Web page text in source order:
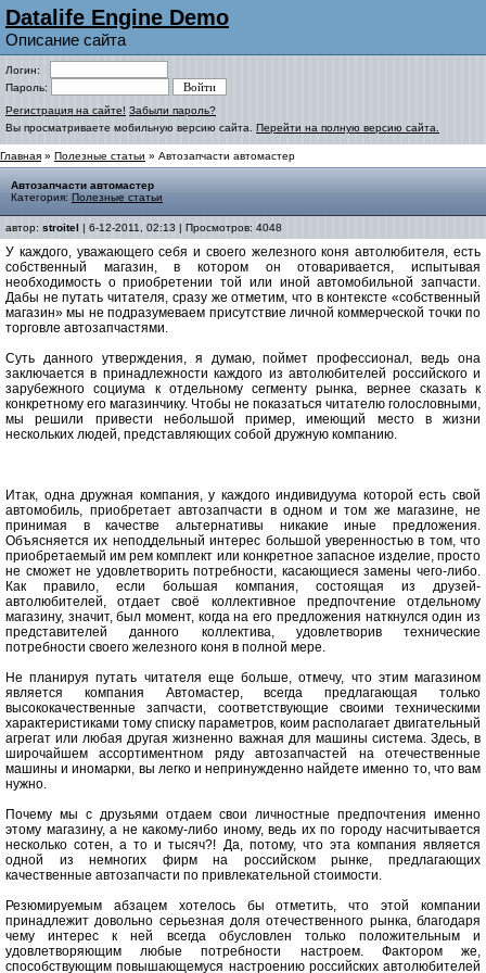
Datalife Engine Demo
Описание сайта
Логин:
Пароль:
Регистрация на сайте! Забыли пароль?
Вы просматриваете мобильную версию сайта. Перейти на полную версию сайта.
Главная » Полезные статьи » Автозапчасти автомастер
Автозапчасти автомастер
Категория: Полезные статьи
автор: stroitel | 6-12-2011, 02:13 | Просмотров: 4048
У каждого, уважающего себя и своего железного коня автолюбителя, есть
собственный магазин, в котором он отоваривается, испытывая
необходимость о приобретении той или иной автомобильной запчасти.
Дабы не путать читателя, сразу же отметим, что в контексте «собственный
магазин» мы не подразумеваем присутствие личной коммерческой точки по
торговле автозапчастями.
Суть данного утверждения, я думаю, поймет профессионал, ведь она
заключается в принадлежности каждого из автолюбителей российского и
зарубежного социума к отдельному сегменту рынка, вернее сказать к
конкретному его магазинчику. Чтобы не показаться читателю голословными,
мы решили привести небольшой пример, имеющий место в жизни
нескольких людей, представляющих собой дружную компанию.
Итак, одна дружная компания, у каждого индивидуума которой есть свой
автомобиль, приобретает автозапчасти в одном и том же магазине, не
принимая в качестве альтернативы никакие иные предложения.
Объясняется их неподдельный интерес большой уверенностью в том, что
приобретаемый им рем комплект или конкретное запасное изделие, просто
не сможет не удовлетворить потребности, касающиеся замены чего-либо.
Как правило, если большая компания, состоящая из друзей-
автолюбителей, отдает своё коллективное предпочтение отдельному
магазину, значит, был момент, когда на его предложения наткнулся один из
представителей данного коллектива, удовлетворив технические
потребности своего железного коня в полной мере.
Не планируя путать читателя еще больше, отмечу, что этим магазином
является компания Автомастер, всегда предлагающая только
высококачественные запчасти, соответствующие своими техническими
характеристиками тому списку параметров, коим располагает двигательный
агрегат или любая другая жизненно важная для машины система. Здесь, в
широчайшем ассортиментном ряду автозапчастей на отечественные
машины и иномарки, вы легко и непринужденно найдете именно то, что вам
нужно.
Почему мы с друзьями отдаем свои личностные предпочтения именно
этому магазину, а не какому-либо иному, ведь их по городу насчитывается
несколько сотен, а то и тысяч?! Да, потому, что эта компания является
одной из немногих фирм на российском рынке, предлагающих
качественные автозапчасти по привлекательной стоимости.
Резюмируемым абзацем хотелось бы отметить, что этой компании
принадлежит довольно серьезная доля отечественного рынка, благодаря
чему интерес к ней всегда обусловлен только положительным и
удовлетворяющим любые потребности настроем. Фактором же,
способствующим повышающемуся настроению российских автолюбителей